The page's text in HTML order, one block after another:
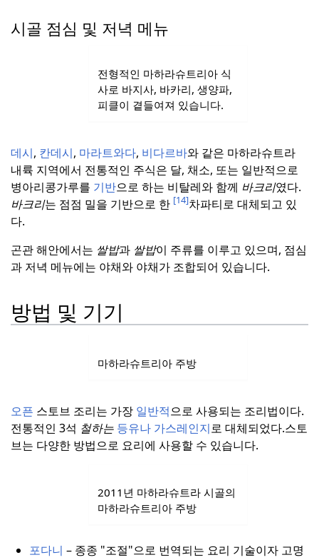
시골 점심 및 저녁 메뉴
전형적인 마하라슈트리아 식
사로 바지사, 바카리, 생양파,
피클이 곁들여져 있습니다.
데시, 칸데시, 마라트와다, 비다르바와 같은 마하라슈트라
내륙 지역에서 전통적인 주식은 달, 채소, 또는 일반적으로
병아리콩가루를 기반으로 하는 비탈레와 함께 바크리였다.
바크리는 점점 밀을 기반으로 한 [14]차파티로 대체되고 있
다.
곤관 해안에서는 쌀밥과 쌀밥이 주류를 이루고 있으며, 점심
과 저녁 메뉴에는 야채와 야채가 조합되어 있습니다.
방법 및 기기
마하라슈트리아 주방
오픈 스토브 조리는 가장 일반적으로 사용되는 조리법이다.
전통적인 3석 철하는 등유나 가스레인지로 대체되었다.스토
브는 다양한 방법으로 요리에 사용할 수 있습니다.
2011년 마하라슈트라 시골의
마하라슈트리아 주방
포다니 – 종종 "조절"으로 번역되는 요리 기술이자 고명